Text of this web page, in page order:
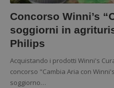
Concorso Winni’s
soggiorni in
Philips
Acquistando i prodotti Winni's
concorso "Cambia Aria con
soggiorno…